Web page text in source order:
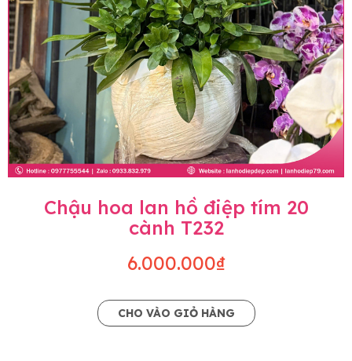
Chậu hoa lan hồ điệp tím 20
cành T232
6.000.000₫
CHO VÀO GIỎ HÀNG